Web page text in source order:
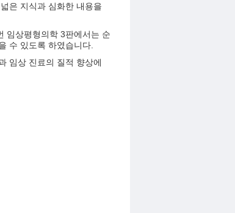
은 지식과 심화한 내용을
임상평형의학 3판에서는 순
수 있도록 하였습니다.
임상 진료의 질적 향상에